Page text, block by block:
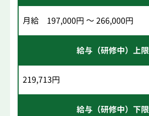
月給 197,000円 ～ 266,000円
給与（研修中）上限
219,713円
給与（研修中）下限